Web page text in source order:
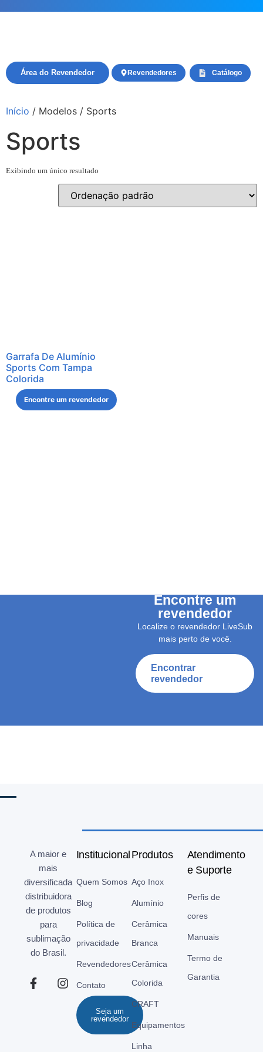
Catálogo
Revendedores
Área do Revendedor
Início / Modelos / Sports
Sports
Exibindo um único resultado
Garrafa De Alumínio
Sports Com Tampa
Colorida
Encontre um revendedor
Encontre um
revendedor
Localize o revendedor LiveSub
mais perto de você.
Encontrar
revendedor
A maior e
mais
diversificada
distribuidora
de produtos
para
sublimação
do Brasil.
Institucional
Quem Somos
Blog
Política de
privacidade
Revendedores
Contato
Seja um
revendedor
Produtos
Aço Inox
Alumínio
Cerâmica
Branca
Cerâmica
Colorida
CRAFT
Equipamentos
Linha
Atendimento
e Suporte
Perfis de
cores
Manuais
Termo de
Garantia